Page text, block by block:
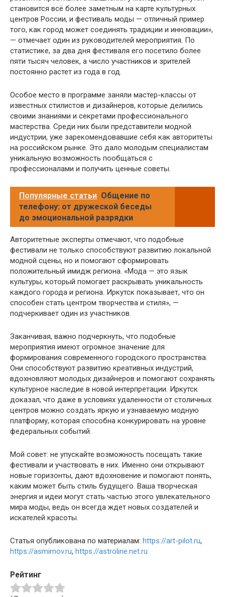
становится всё более заметным на карте культурных
центров России, и фестиваль моды — отличный пример
того, как город может соединять традиции и инновации»,
— отмечает один из руководителей мероприятия. По
статистике, за два дня фестиваля его посетило более
пяти тысяч человек, а число участников и зрителей
постоянно растет из года в год.
Особое место в программе заняли мастер-классы от
известных стилистов и дизайнеров, которые делились
своими знаниями и секретами профессионального
мастерства. Среди них были представители модной
индустрии, уже зарекомендовавшие себя как авторитеты
на российском рынке. Это дало молодым специалистам
уникальную возможность пообщаться с
профессионалами и получить ценные советы.
Популярные статьи Общение по
телефону: от дружеской беседы
до эмоциональной разрядки
Авторитетные эксперты отмечают, что подобные
фестивали не только способствуют развитию локальной
модной сцены, но и помогают сформировать
положительный имидж региона. «Мода — это язык
культуры, который помогает раскрывать уникальность
каждого города и региона. Иркутск показывает, что он
способен стать центром творчества и стиля», —
подчеркивает один из участников.
Заканчивая, важно подчеркнуть, что подобные
мероприятия имеют огромное значение для
формирования современного городского пространства.
Они способствуют развитию креативных индустрий,
вдохновляют молодых дизайнеров и помогают сохранять
культурное наследие в новой интерпретации. Иркутск
доказал, что даже в условиях удаленности от столичных
центров можно создать яркую и узнаваемую модную
платформу, которая способна конкурировать на уровне
федеральных событий.
Мой совет: не упускайте возможность посещать такие
фестивали и участвовать в них. Именно они открывают
новые горизонты, дают вдохновение и помогают понять,
каким может быть стиль будущего. Ваша творческая
энергия и идеи могут стать частью этого увлекательного
мира моды, ведь он всегда ждет новых создателей и
искателей красоты.
Статья опубликована по материалам: https://art-pilot.ru,
https://asmirnov.ru, https://astroline.net.ru
Рейтинг